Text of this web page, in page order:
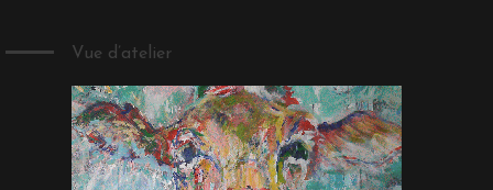
Vue d’atelier